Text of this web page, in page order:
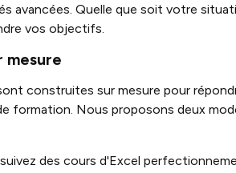
avancées. Quelle que soit votre
vos objectifs.
mesure
construites sur mesure pour
formation. Nous proposons deux
des cours d'Excel